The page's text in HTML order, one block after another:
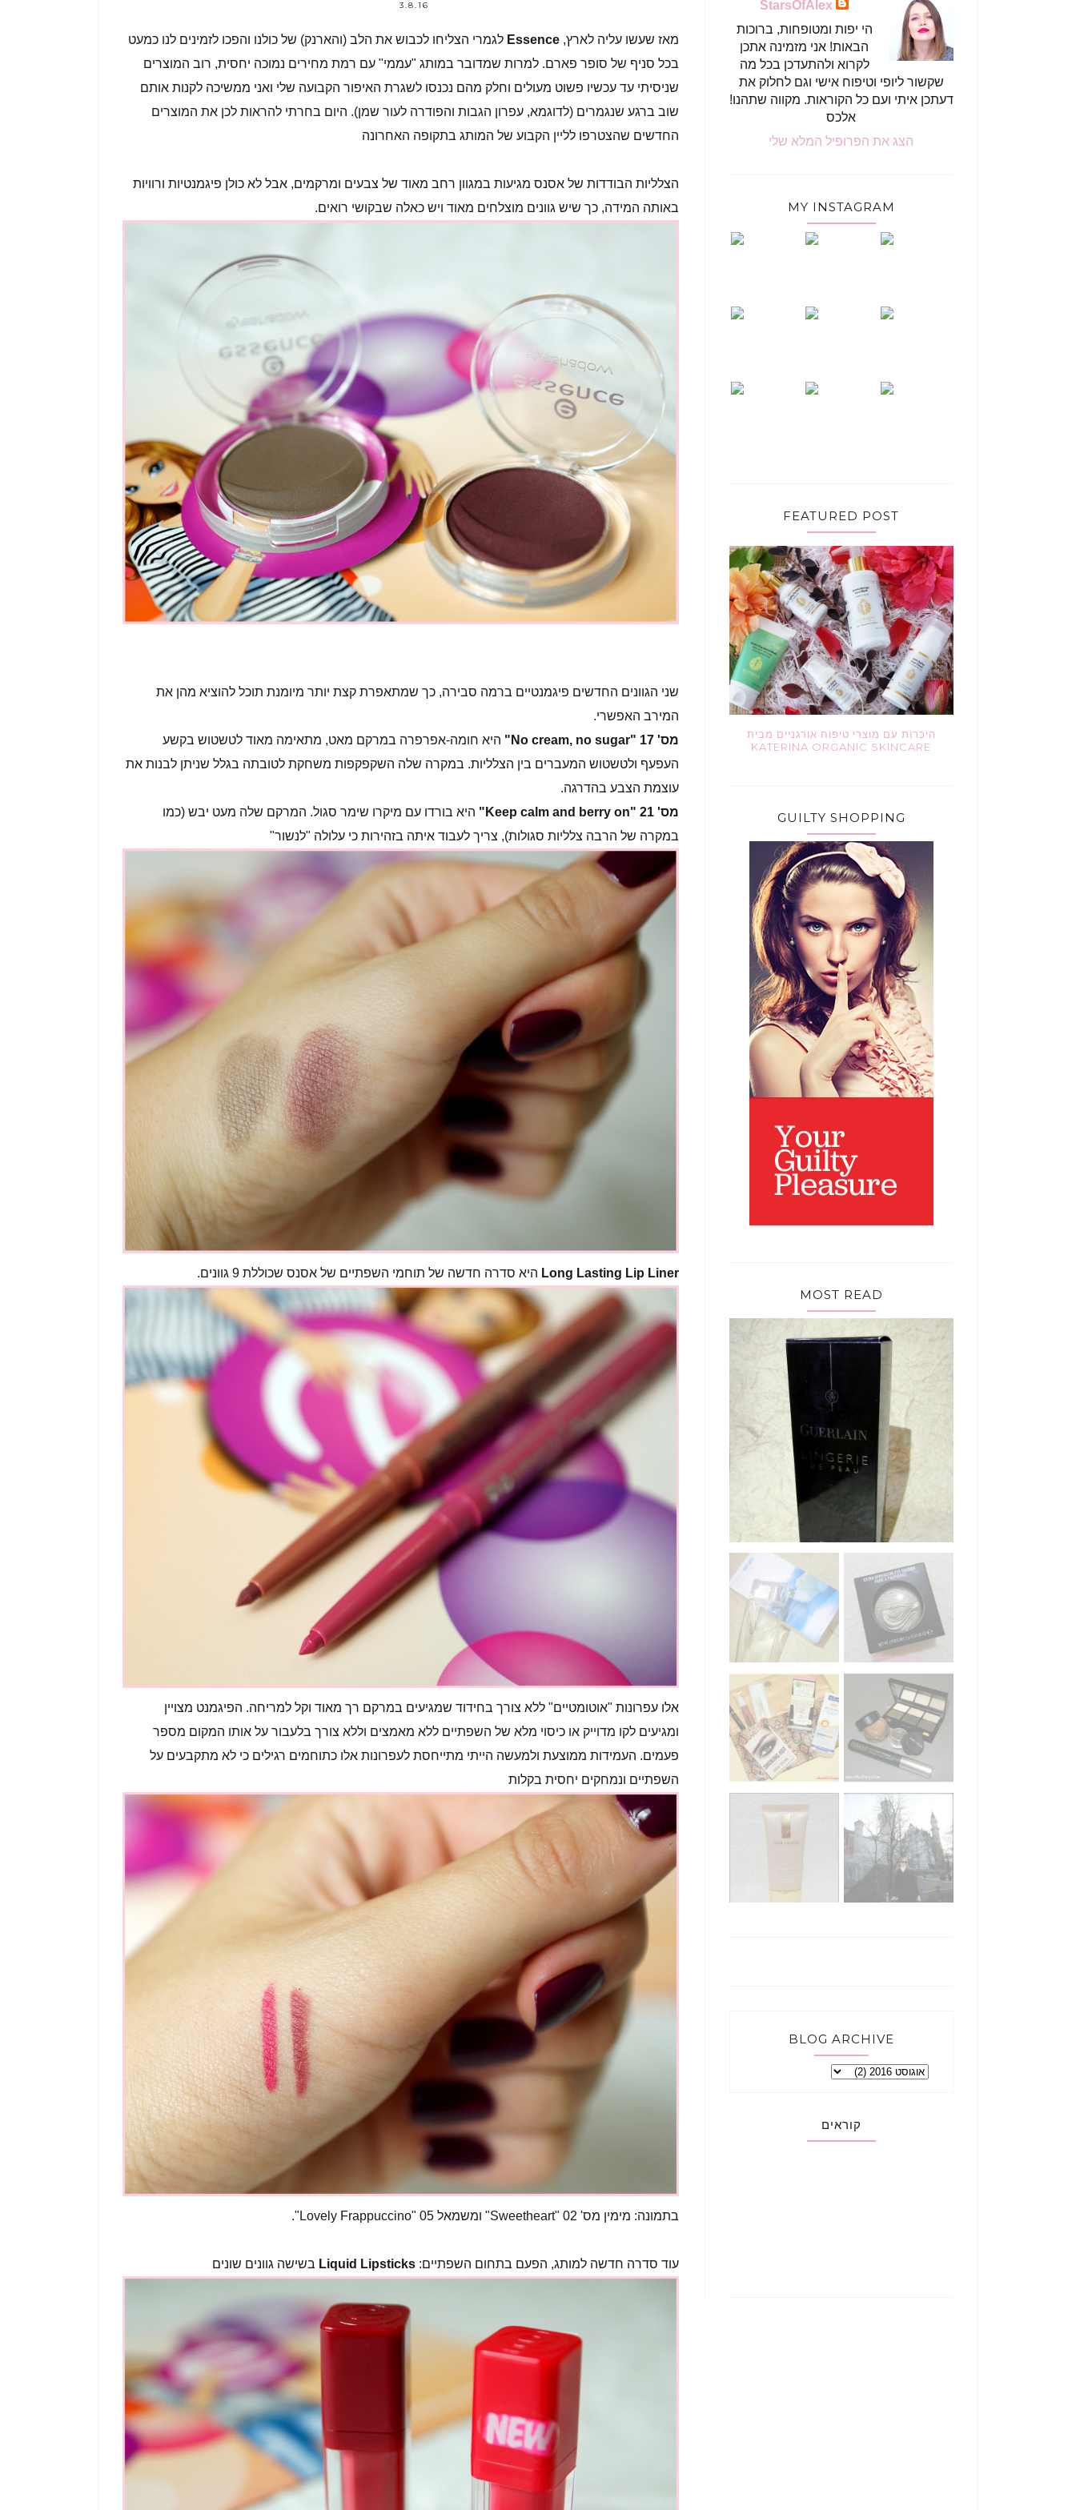
3.8.16
מאז שעשו עליה לארץ, Essence לגמרי הצליחו לכבוש את הלב (והארנק) של כולנו והפכו לזמינים לנו כמעט
בכל סניף של סופר פארם. למרות שמדובר במותג "עממי" עם רמת מחירים נמוכה יחסית, רוב המוצרים
שניסיתי עד עכשיו פשוט מעולים וחלק מהם נכנסו לשגרת האיפור הקבועה שלי ואני ממשיכה לקנות אותם
שוב ברגע שנגמרים (לדוגמא, עפרון הגבות והפודרה לעור שמן). היום בחרתי להראות לכן את המוצרים
החדשים שהצטרפו לליין הקבוע של המותג בתקופה האחרונה
הצלליות הבודדות של אסנס מגיעות במגוון רחב מאוד של צבעים ומרקמים, אבל לא כולן פיגמנטיות ורוויות
באותה המידה, כך שיש גוונים מוצלחים מאוד ויש כאלה שבקושי רואים.
שני הגוונים החדשים פיגמנטיים ברמה סבירה, כך שמתאפרת קצת יותר מיומנת תוכל להוציא מהן את
המירב האפשרי.
מס' 17
"No cream, no sugar"
היא חומה-אפרפרה במרקם מאט, מתאימה מאוד לטשטוש בקשע
העפעף ולטשטוש המעברים בין הצלליות. במקרה שלה השקפקפות משחקת לטובתה בגלל שניתן לבנות את
עוצמת הצבע בהדרגה.
מס' 21 "Keep calm and berry on"
היא בורדו עם מיקרו שימר סגול. המרקם שלה מעט יבש (כמו
במקרה של הרבה צלליות סגולות), צריך לעבוד איתה בזהירות כי עלולה "לנשור"
Long Lasting Lip Liner היא סדרה חדשה של תוחמי השפתיים של אסנס שכוללת 9 גוונים.
אלו עפרונות "אוטומטיים" ללא צורך בחידוד שמגיעים במרקם רך מאוד וקל למריחה. הפיגמנט מצויין
ומגיעים לקו מדוייק או כיסוי מלא של השפתיים ללא מאמצים וללא צורך בלעבור על אותו המקום מספר
פעמים. העמידות ממוצעת ולמעשה הייתי מתייחסת לעפרונות אלו כתוחמים רגילים כי לא מתקבעים על
השפתיים ונמחקים יחסית בקלות
בתמונה: מימין מס' 02 "Sweetheart" ומשמאל 05 "Lovely Frappuccino".
עוד סדרה חדשה למותג, הפעם בתחום השפתיים: Liquid Lipsticks בשישה גוונים שונים
StarsOfAlex
הי יפות ומטופחות, ברוכות
הבאות! אני מזמינה אתכן
לקרוא ולהתעדכן בכל מה
שקשור ליופי וטיפוח אישי וגם לחלוק את
דעתכן איתי ועם כל הקוראות. מקווה שתהנו!
אלכס
הצג את הפרופיל המלא שלי
MY INSTAGRAM
FEATURED POST
היכרות עם מוצרי טיפוח אורגניים מבית
KATERINA ORGANIC SKINCARE
GUILTY SHOPPING
MOST READ
BLOG ARCHIVE
קוראים